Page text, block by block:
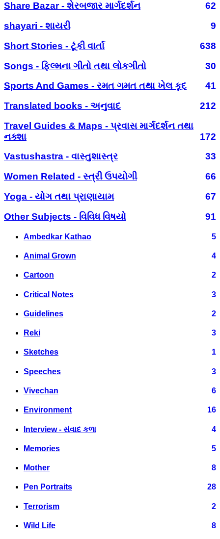
Share Bazar - શેરબજાર માર્ગદર્શન
62
shayari - શાયરી
9
Short Stories - ટૂંકી વાર્તા
638
Songs - ફિલ્મના ગીતો તથા લોકગીતો
30
Sports And Games - રમત ગમત તથા ખેલ કૂદ
41
Translated books - અનુવાદ
212
Travel Guides & Maps - પ્રવાસ માર્ગદર્શન તથા
નક્શા
172
Vastushastra - વાસ્તુશાસ્ત્ર
33
Women Related - સ્ત્રી ઉપયોગી
66
Yoga - યોગ તથા પ્રાણાયામ
67
Other Subjects - વિવિધ વિષયો
91
Ambedkar Kathao 5
Animal Grown 4
Cartoon 2
Critical Notes 3
Guidelines 2
Reki 3
Sketches 1
Speeches 3
Vivechan 6
Environment 16
Interview - સંવાદ કળા 4
Memories 5
Mother 8
Pen Portraits 28
Terrorism 2
Wild Life 8